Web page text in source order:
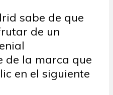
sabe de que
de un
de la marca que
en el siguiente